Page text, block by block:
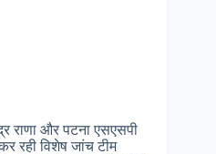
राणा और पटना एसएसपी
रही विशेष जांच टीम